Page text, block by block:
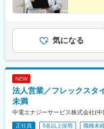
・平均年齢は約30歳で、
のある社員が多く、営業
気になる
NEW
法人営業／フレックスタ
未満
中電エナジーサービス株式会社(
正社員 5名以上採用 職種未